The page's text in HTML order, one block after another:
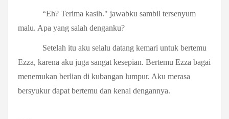
“Eh? Terima kasih." jawabku sambil tersenyum
malu. Apa yang salah denganku?
Setelah itu aku selalu datang kemari untuk bertemu
Ezza, karena aku juga sangat kesepian. Bertemu Ezza bagai
menemukan berlian di kubangan lumpur. Aku merasa
bersyukur dapat bertemu dan kenal dengannya.